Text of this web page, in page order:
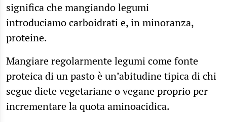
significa che mangiando legumi
introduciamo carboidrati e, in minoranza,
proteine.
Mangiare regolarmente legumi come fonte
proteica di un pasto è un’abitudine tipica di chi
segue diete vegetariane o vegane proprio per
incrementare la quota aminoacidica.